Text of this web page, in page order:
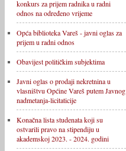
konkurs za prijem radnika u radni
odnos na određeno vrijeme
Opća biblioteka Vareš - javni oglas za
prijem u radni odnos
Obavijest političkim subjektima
Javni oglas o prodaji nekretnina u
vlasništvu Općine Vareš putem Javnog
nadmetanja-licitaticije
Konačna lista studenata koji su
ostvarili pravo na stipendiju u
akademskoj 2023. - 2024. godini